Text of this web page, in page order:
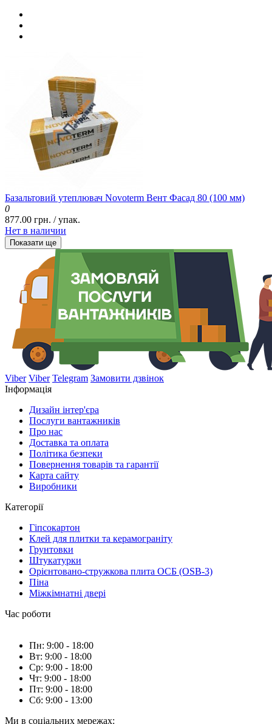
Базальтовий утеплювач Novoterm Вент Фасад 80 (100 мм)
0
877.00 грн. / упак.
Нет в наличии
Показати ще
Viber Viber Telegram Замовити дзвінок
Інформація
Дизайн інтер'єра
Послуги вантажників
Про нас
Доставка та оплата
Політика безпеки
Повернення товарів та гарантії
Карта сайту
Виробники
Категорії
Гіпсокартон
Клей для плитки та керамограніту
Грунтовки
Штукатурки
Орієнтовано-стружкова плита ОСБ (OSB-3)
Піна
Міжкімнатні двері
Час роботи
Пн: 9:00 - 18:00
Вт: 9:00 - 18:00
Ср: 9:00 - 18:00
Чт: 9:00 - 18:00
Пт: 9:00 - 18:00
Сб: 9:00 - 13:00
Ми в соціальних мережах: